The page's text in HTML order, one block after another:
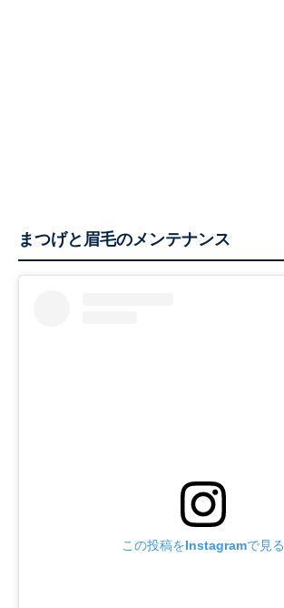
まつげと眉毛のメンテナンス
この投稿をInstagramで見る